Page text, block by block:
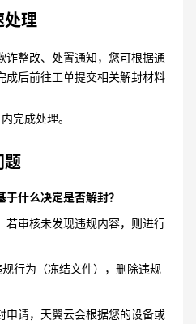
处理
诈整改、处置通知，您可根据通
成后前往工单提交相关解封材料
完成处理。
题
什么决定是否解封？
若审核未发现违规内容，则进行
行为（冻结文件），删除违规
申请，天翼云会根据您的设备或